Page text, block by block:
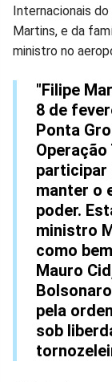
Internacionais
Martins, e da
ministro no
"Filipe
8 de
Ponta
participar
manter o
poder.
ministro
como
Mauro
pela
sob